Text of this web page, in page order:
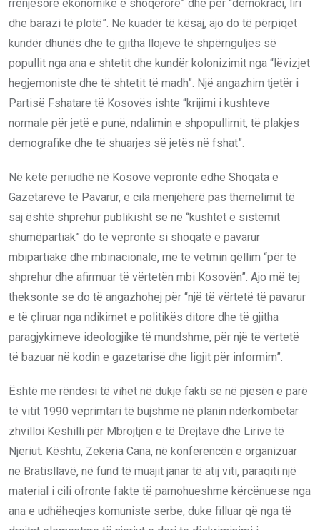
rrënjësore ekonomike e shoqërore” dhe për “demokraci, liri
dhe barazi të plotë”. Në kuadër të kësaj, ajo do të përpiqet
kundër dhunës dhe të gjitha llojeve të shpërnguljes së
popullit nga ana e shtetit dhe kundër kolonizimit nga “lëvizjet
hegjemoniste dhe të shtetit të madh”. Një angazhim tjetër i
Partisë Fshatare të Kosovës ishte “krijimi i kushteve
normale për jetë e punë, ndalimin e shpopullimit, të plakjes
demografike dhe të shuarjes së jetës në fshat”.
Në këtë periudhë në Kosovë vepronte edhe Shoqata e
Gazetarëve të Pavarur, e cila menjëherë pas themelimit të
saj është shprehur publikisht se në “kushtet e sistemit
shumëpartiak” do të vepronte si shoqatë e pavarur
mbipartiake dhe mbinacionale, me të vetmin qëllim “për të
shprehur dhe afirmuar të vërtetën mbi Kosovën”. Ajo më tej
theksonte se do të angazhohej për “një të vërtetë të pavarur
e të çliruar nga ndikimet e politikës ditore dhe të gjitha
paragjykimeve ideologjike të mundshme, për një të vërtetë
të bazuar në kodin e gazetarisë dhe ligjit për informim”.
Është me rëndësi të vihet në dukje fakti se në pjesën e parë
të vitit 1990 veprimtari të bujshme në planin ndërkombëtar
zhvilloi Këshilli për Mbrojtjen e të Drejtave dhe Lirive të
Njeriut. Kështu, Zekeria Cana, në konferencën e organizuar
në Bratisllavë, në fund të muajit janar të atij viti, paraqiti një
material i cili ofronte fakte të pamohueshme kërcënuese nga
ana e udhëheqjes komuniste serbe, duke filluar që nga të